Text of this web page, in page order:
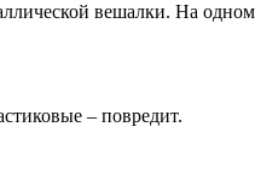
вешалки. На
– повредит.